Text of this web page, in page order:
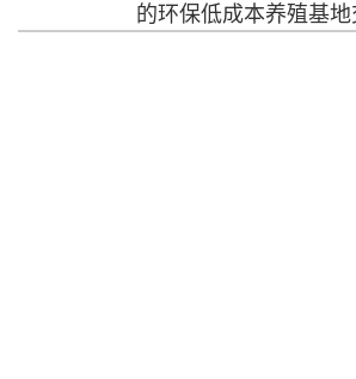
的环保低成本养殖基